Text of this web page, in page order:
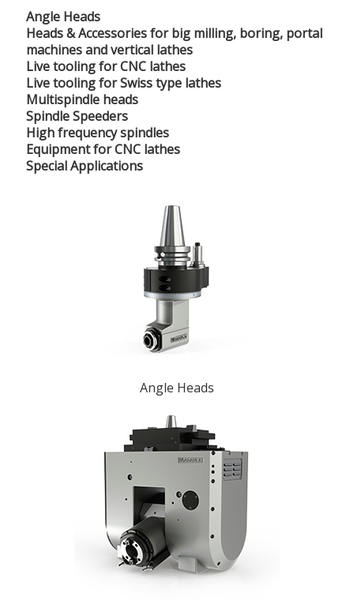
Angle Heads
Heads & Accessories for big milling, boring, portal
machines and vertical lathes
Live tooling for CNC lathes
Live tooling for Swiss type lathes
Multispindle heads
Spindle Speeders
High frequency spindles
Equipment for CNC lathes
Special Applications
Angle Heads